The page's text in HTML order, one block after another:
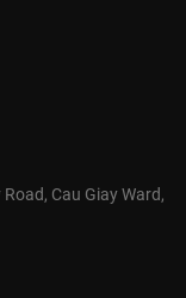
Cau Giay Ward,